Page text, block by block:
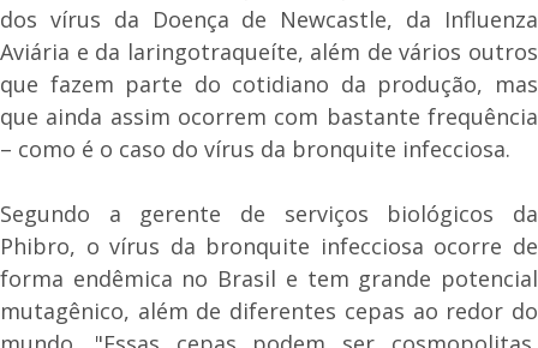
dos vírus da Doença de Newcastle, da Influenza
Aviária e da laringotraqueíte, além de vários outros
que fazem parte do cotidiano da produção, mas
que ainda assim ocorrem com bastante frequência
– como é o caso do vírus da bronquite infecciosa.
Segundo a gerente de serviços biológicos da
Phibro, o vírus da bronquite infecciosa ocorre de
forma endêmica no Brasil e tem grande potencial
mutagênico, além de diferentes cepas ao redor do